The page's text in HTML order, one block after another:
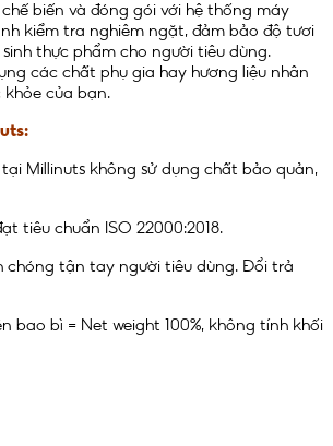
biến và đóng gói với hệ thống máy
kiểm tra nghiêm ngặt, đảm bảo độ tươi
thực phẩm cho người tiêu dùng.
các chất phụ gia hay hương liệu nhân
của bạn.
Millinuts không sử dụng chất bảo quản,
tiêu chuẩn ISO 22000:2018.
chóng tận tay người tiêu dùng. Đổi trả
bao bì = Net weight 100%, không tính khối